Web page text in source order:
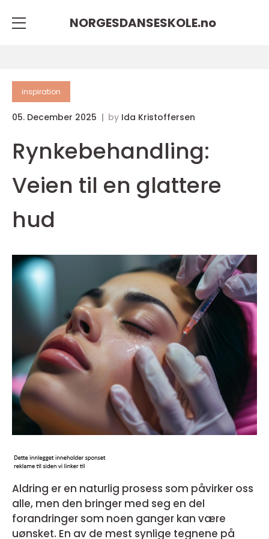
NORGESDANSESKOLE.no
inspiration
05. December 2025 by Ida Kristoffersen
Rynkebehandling:
Veien til en glattere
hud
Aldring er en naturlig prosess som påvirker oss
alle, men den bringer med seg en del
forandringer som noen ganger kan være
uønsket. En av de mest synlige tegnene på